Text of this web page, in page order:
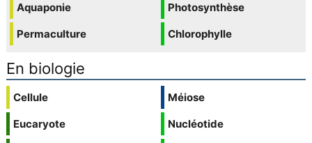
Aquaponie
Permaculture
Photosynthèse
Chlorophylle
En biologie
Cellule
Eucaryote
Méiose
Nucléotide